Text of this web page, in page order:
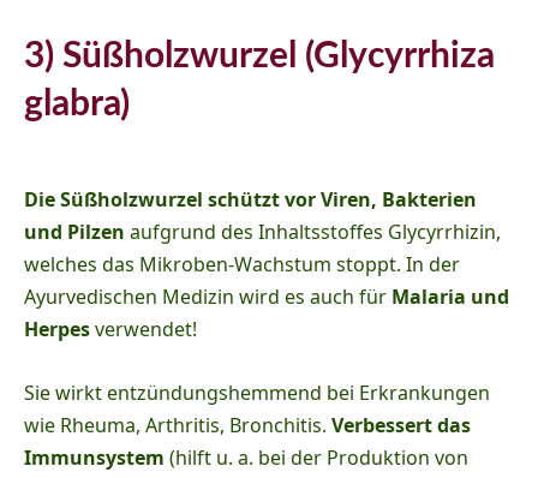
3) Süßholzwurzel (Glycyrrhiza
glabra)
Die Süßholzwurzel schützt vor Viren, Bakterien
und Pilzen aufgrund des Inhaltsstoffes Glycyrrhizin,
welches das Mikroben-Wachstum stoppt. In der
Ayurvedischen Medizin wird es auch für Malaria und
Herpesverwendet!
Sie wirkt entzündungshemmend bei Erkrankungen
wie Rheuma, Arthritis, Bronchitis. Verbessert das
Immunsystem (hilft u. a. bei der Produktion von